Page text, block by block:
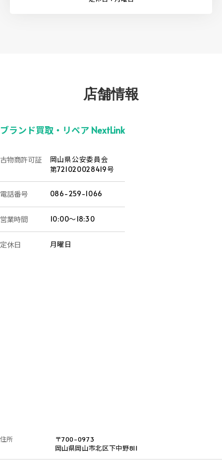
店舗情報
ブランド買取・リペア NextLink
古物商許可証
岡山県公安委員会
第721020028419号
電話番号 086-259-1066
営業時間 10:00～18:30
定休日 月曜日
住所
〒700-0973
岡山県岡山市北区下中野811